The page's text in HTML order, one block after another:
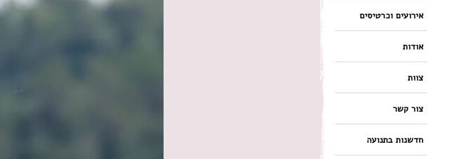
אירועים וכרטיסים
אודות
צוות
צור קשר
חדשנות בתנועה